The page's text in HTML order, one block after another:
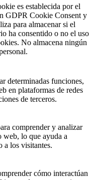
es establecida por el
GDPR Cookie Consent y
para almacenar si el
ha consentido o no el uso
No almacena ningún
determinadas funciones,
en plataformas de redes
de terceros.
comprender y analizar
web, lo que ayuda a
a los visitantes.
cómo interactúan